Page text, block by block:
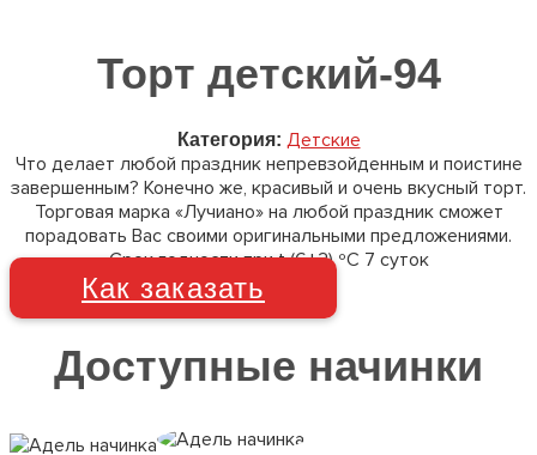
Торт детский-94
Категория: Детские
Что делает любой праздник непревзойденным и поистине
завершенным? Конечно же, красивый и очень вкусный торт.
Торговая марка «Лучиано» на любой праздник сможет
порадовать Вас своими оригинальными предложениями.
Срок годности при t (6±2) ºC 7 суток
Как заказать
Доступные начинки